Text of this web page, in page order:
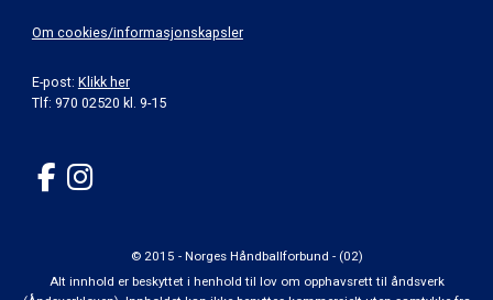
Om cookies/informasjonskapsler
E-post: Klikk her
Tlf: 970 02520 kl. 9-15
© 2015 - Norges Håndballforbund - (02)
Alt innhold er beskyttet i henhold til lov om opphavsrett til åndsverk